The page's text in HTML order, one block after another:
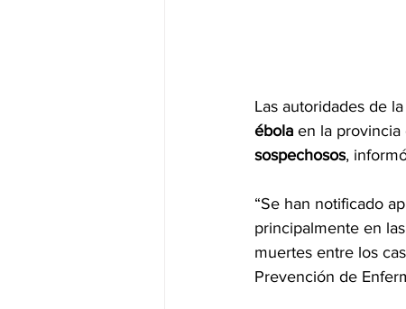
Las autoridades de la
ébola en la provincia
sospechosos,
“Se han notificado
principalmente en
muertes entre los
Prevención de